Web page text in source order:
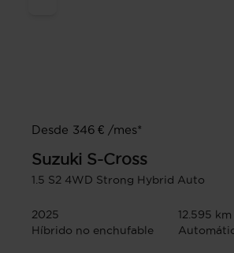
Desde 346 € /mes*
Suzuki S-Cross
1.5 S2 4WD Strong Hybrid Auto
2025
12.595 km
Híbrido no enchufable